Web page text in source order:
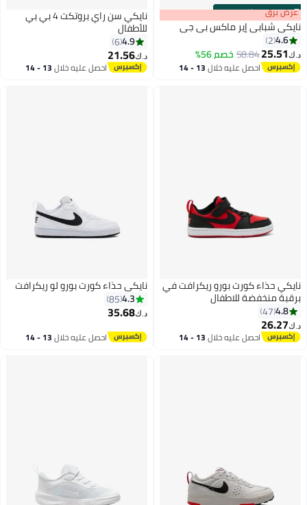
00m:00s
·باقي 100% عرض برق
نايكي شبابي إير ماكس بي جي
4.6
2
د.ك‏25.51
58.84خصم 56%
احصل عليه خلال 13 - 14
5
نايكي سن راي بروتكت 4 بي بي
للأطفال
4.9
6
د.ك‏21.56
احصل عليه خلال 13 - 14
9
نايكي حذاء كورت بورو ريكرافت في
برقبة منخفضة للاطفال
4.8
47
د.ك‏26.27
احصل عليه خلال 13 - 14
اغسطس
9
نايكي حذاء كورت بورو لو ريكرافت
4.3
85
د.ك‏35.68
احصل عليه خلال 13 - 14
اغسطس